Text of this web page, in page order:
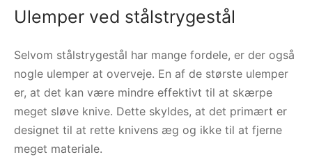
Ulemper ved stålstrygestål
Selvom stålstrygestål har mange fordele, er der også
nogle ulemper at overveje. En af de største ulemper
er, at det kan være mindre effektivt til at skærpe
meget sløve knive. Dette skyldes, at det primært er
designet til at rette knivens æg og ikke til at fjerne
meget materiale.